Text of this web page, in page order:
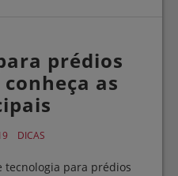
prédios
as
DICAS
tecnologia para prédios